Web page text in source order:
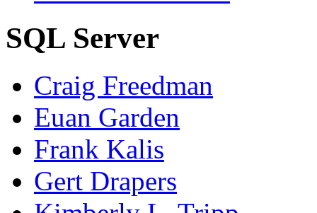
SQL Server
Craig Freedman
Euan Garden
Frank Kalis
Gert Drapers